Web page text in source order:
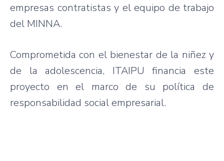
empresas contratistas y el equipo de trabajo
del MINNA.
Comprometida con el bienestar de la niñez y
de la adolescencia, ITAIPU financia este
proyecto en el marco de su política de
responsabilidad social empresarial.